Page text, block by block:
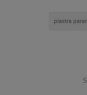
piastra